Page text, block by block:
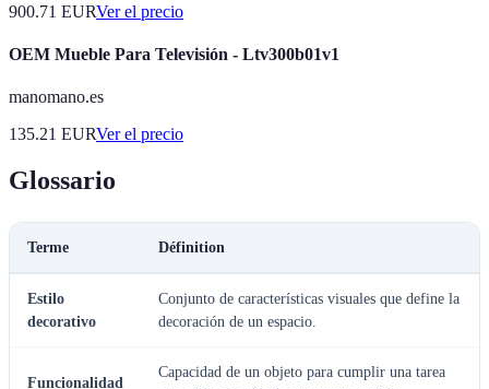
900.71 EURVer el precio
OEM Mueble Para Televisión - Ltv300b01v1
manomano.es
135.21 EURVer el precio
Glossario
Terme Définition
Estilo
decorativo
Conjunto de características visuales que define la
decoración de un espacio.
Funcionalidad
Capacidad de un objeto para cumplir una tarea